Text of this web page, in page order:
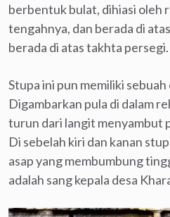
berbentuk bulat, dihiasi oleh
tengahnya, dan berada di
berada di atas takhta persegi.
Stupa ini pun memiliki
Digambarkan pula di dalam
turun dari langit menyambut
Di sebelah kiri dan kanan
asap yang membumbung
adalah sang kepala desa